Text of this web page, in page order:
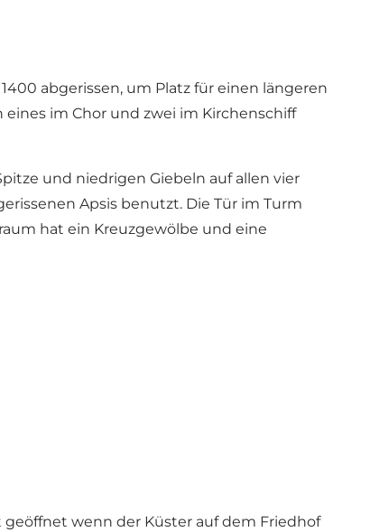
abgerissen, um Platz für einen längeren
im Chor und zwei im Kirchenschiff
und niedrigen Giebeln auf allen vier
Apsis benutzt. Die Tür im Turm
hat ein Kreuzgewölbe und eine
wenn der Küster auf dem Friedhof